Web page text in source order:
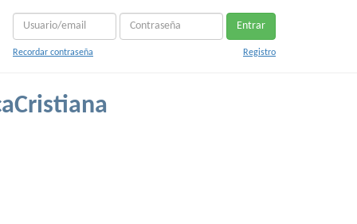
Entrar
Recordar contraseña Registro